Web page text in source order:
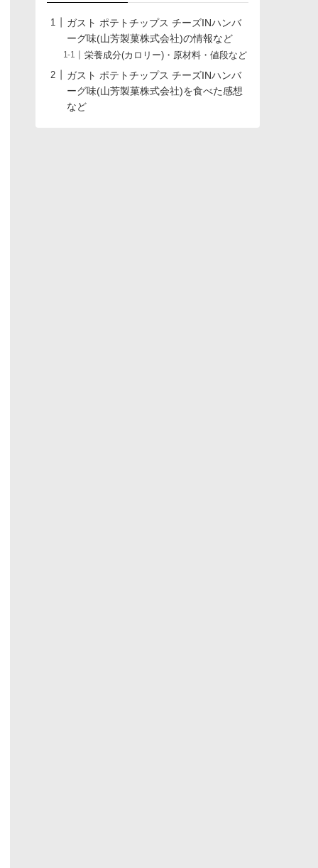
ガスト ポテトチップス チーズINハンバ
ーグ味(山芳製菓株式会社)の情報など
栄養成分(カロリー)・原材料・値段など
ガスト ポテトチップス チーズINハンバ
ーグ味(山芳製菓株式会社)を食べた感想
など